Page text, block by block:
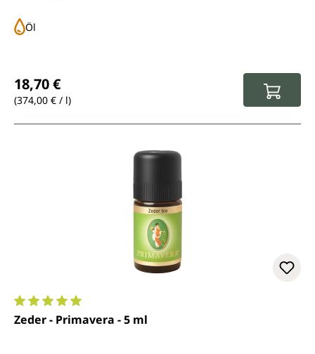
Öl
18,70 €
(374,00 € / l)
Durchschnittliche Bewertung von 5 von 5 Sternen
Zeder - Primavera - 5 ml